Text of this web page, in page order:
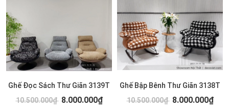
Ghế Đọc Sách Thư Giãn 3139T
10.500.000₫ 8.000.000₫
Ghế Bập Bênh Thư Giãn 3138T
10.500.000₫ 8.000.000₫